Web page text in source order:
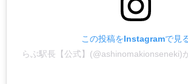
この投稿をInstagramで見
らぶ駅長【公式】(@ashinomakionseneki)